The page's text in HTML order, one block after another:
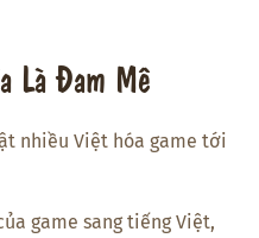
Là Đam Mê
nhiều Việt hóa game tới
game sang tiếng Việt,